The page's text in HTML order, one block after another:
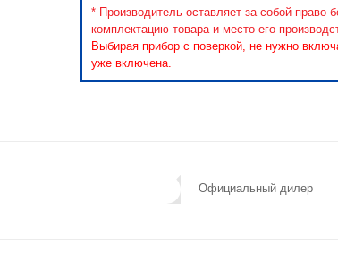
* Производитель оставляет за собой право
комплектацию товара и место его
Выбирая прибор с поверкой, не нужно
уже включена.
Официальный дилер